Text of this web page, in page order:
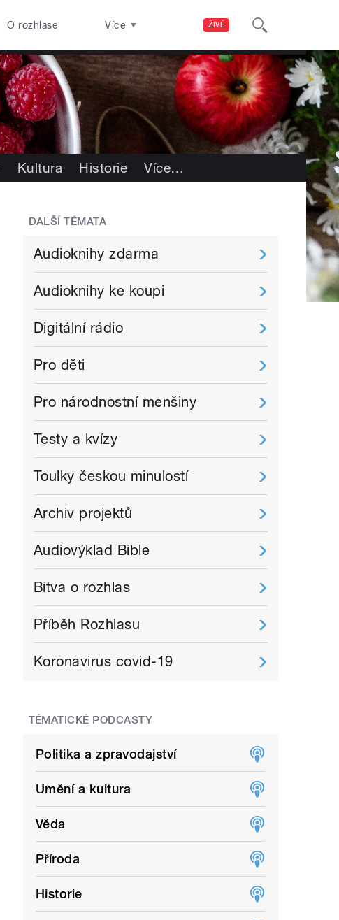
ŽIVĚ
O rozhlase Více
Kultura Historie Více…
DALŠÍ TÉMATA
Audioknihy zdarma
Audioknihy ke koupi
Digitální rádio
Pro děti
Pro národnostní menšiny
Testy a kvízy
Toulky českou minulostí
Archiv projektů
Audiovýklad Bible
Bitva o rozhlas
Příběh Rozhlasu
Koronavirus covid-19
TÉMATICKÉ PODCASTY
Politika a zpravodajství
Umění a kultura
Věda
Příroda
Historie